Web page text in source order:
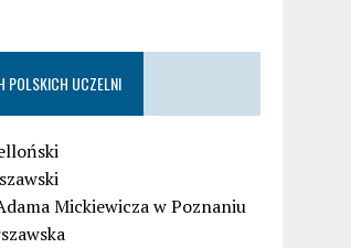
POLSKICH UCZELNI
Mickiewicza w Poznaniu